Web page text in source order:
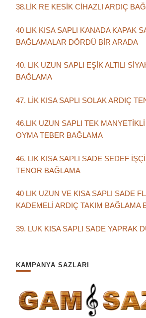
38.LİK RE KESİK CİHAZLI ARDIÇ
40 LIK KISA SAPLI KANADA KAPAK
BAĞLAMALAR DÖRDÜ BİR ARADA
40. LIK UZUN SAPLI EŞİK ALTILI
BAĞLAMA
47. LİK KISA SAPLI SOLAK ARDIÇ
46.LIK UZUN SAPLI TEK
OYMA TEBER BAĞLAMA
46. LIK KISA SAPLI SADE SEDEF
TENOR BAĞLAMA
40 LIK UZUN VE KISA SAPLI SADE
KADEMELİ ARDIÇ TAKIM BAĞLAMA
39. LUK KISA SAPLI SADE YAPRAK
KAMPANYA SAZLARI